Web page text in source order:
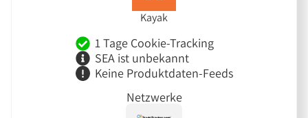
Kayak
1 Tage Cookie-Tracking
SEA ist unbekannt
Keine Produktdaten-Feeds
Netzwerke